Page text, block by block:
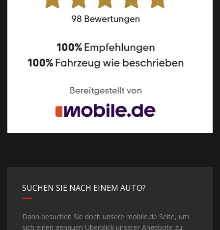
SUCHEN SIE NACH EINEM AUTO?
Dann besuchen Sie doch unsere mobile.de Seite, um
sich einen genauen Überblick unserer Angebote zu